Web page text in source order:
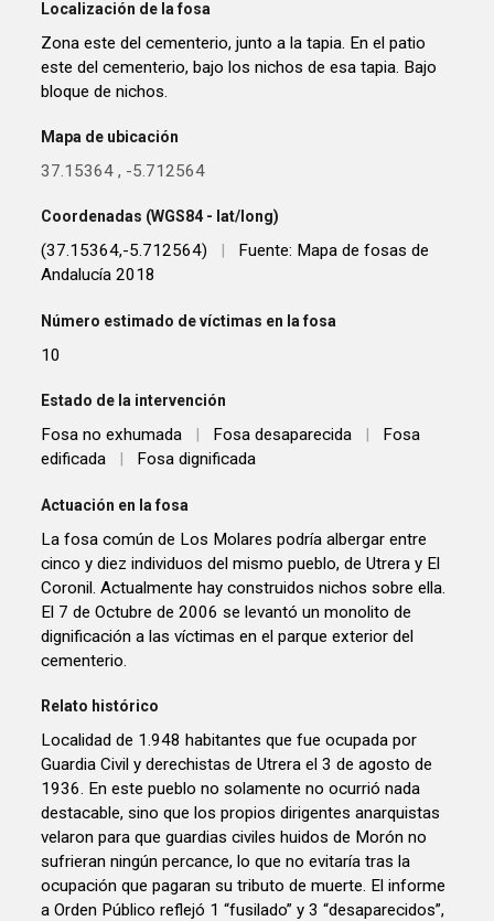
Localización de la fosa
Zona este del cementerio, junto a la tapia. En el patio
este del cementerio, bajo los nichos de esa tapia. Bajo
bloque de nichos.
Mapa de ubicación
37.15364 , -5.712564
Coordenadas (WGS84 - lat/long)
(37.15364,-5.712564)
Fuente: Mapa de fosas de
Andalucía 2018
Número estimado de víctimas en la fosa
10
Estado de la intervención
Fosa no exhumada | Fosa desaparecida |
Fosa
edificada
| Fosa dignificada
Actuación en la fosa
La fosa común de Los Molares podría albergar entre
cinco y diez individuos del mismo pueblo, de Utrera y El
Coronil. Actualmente hay construidos nichos sobre ella.
El 7 de Octubre de 2006 se levantó un monolito de
dignificación a las víctimas en el parque exterior del
cementerio.
Relato histórico
Localidad de 1.948 habitantes que fue ocupada por
Guardia Civil y derechistas de Utrera el 3 de agosto de
1936. En este pueblo no solamente no ocurrió nada
destacable, sino que los propios dirigentes anarquistas
velaron para que guardias civiles huidos de Morón no
sufrieran ningún percance, lo que no evitaría tras la
ocupación que pagaran su tributo de muerte. El informe
a Orden Público reflejó 1 “fusilado” y 3 “desaparecidos”,